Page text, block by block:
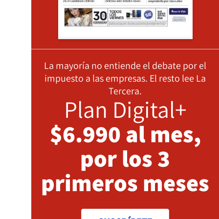
La mayoría no entiende el debate por el
impuesto a las empresas. El resto lee La
Tercera.
Plan Digital+
$6.990 al mes,
por los 3
primeros meses